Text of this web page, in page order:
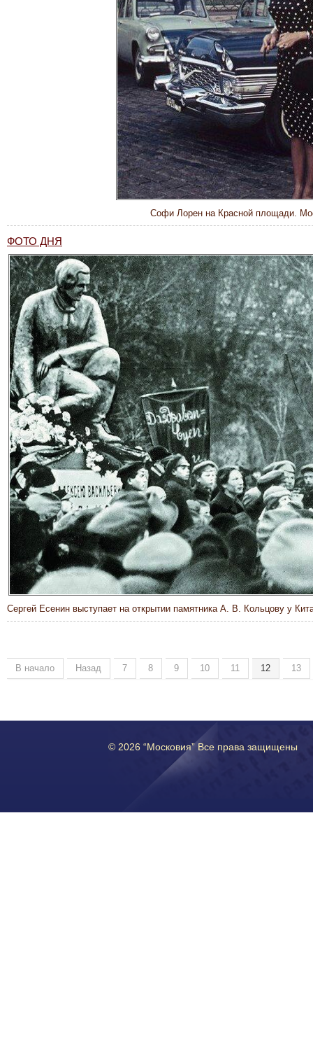
Софи Лорен на Красной площади.
ФОТО ДНЯ
Сергей Есенин выступает на открытии памятника А. В. Кольцову у
В начало Назад 7 8 9 10 11 12 13
© 2026 “Московия” Все права защищены